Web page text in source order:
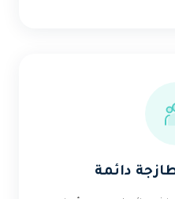
دائمة